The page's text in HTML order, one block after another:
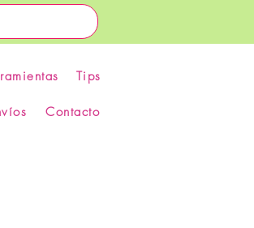
Tips
Contacto